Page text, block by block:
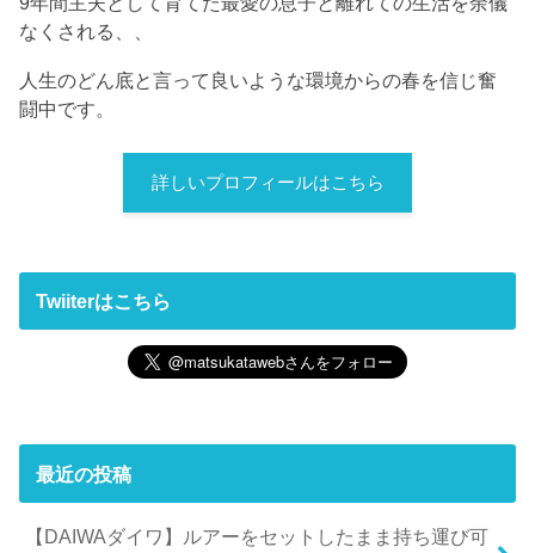
なくされる、、
人生のどん底と言って良いような環境からの春を信じ奮
闘中です。
詳しいプロフィールはこちら
Twiiterはこちら
最近の投稿
【DAIWAダイワ】ルアーをセットしたまま持ち運び可